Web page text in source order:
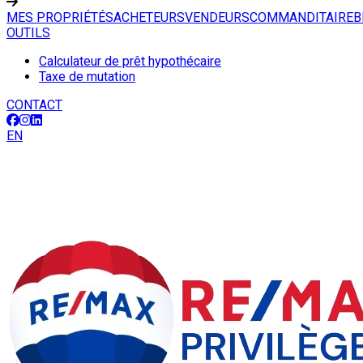
MES PROPRIÉTÉSACHETEURSVENDEURSCOMMANDITAIRE
OUTILS
Calculateur de prêt hypothécaire
Taxe de mutation
CONTACT
EN